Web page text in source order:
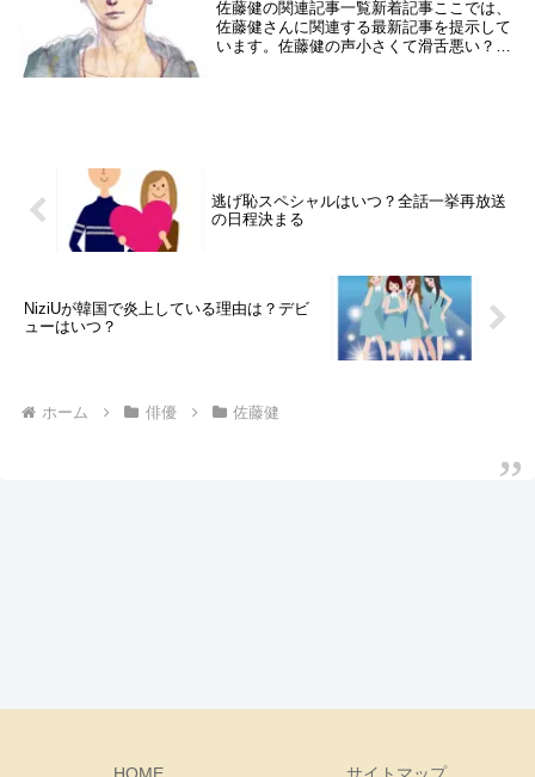
佐藤健の関連記事一覧新着記事ここでは、
佐藤健さんに関連する最新記事を提示して
います。佐藤健の声小さくて滑舌悪い？低
逃げ恥スペシャルはいつ？全話一挙再放送
の日程決まる
NiziUが韓国で炎上している理由は？デビ
ューはいつ？
ホーム 俳優 佐藤健